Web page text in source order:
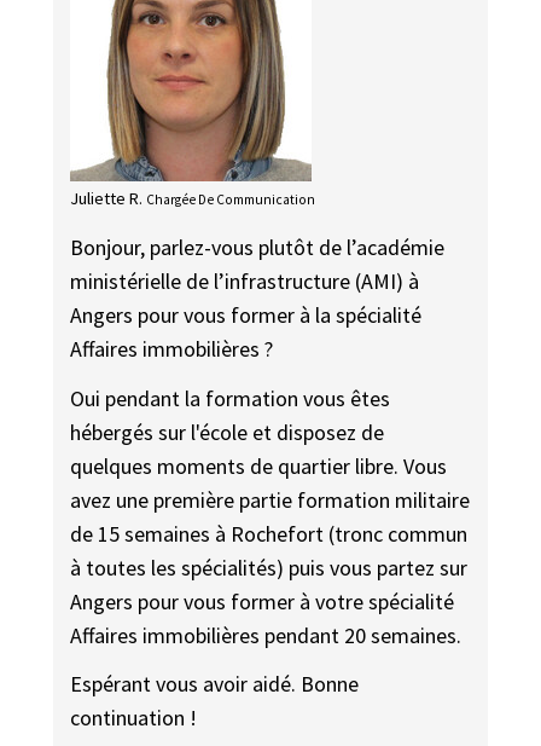
Juliette R. Chargée De Communication
Bonjour, parlez-vous plutôt de l’académie
ministérielle de l’infrastructure (AMI) à
Angers pour vous former à la spécialité
Affaires immobilières ?
Oui pendant la formation vous êtes
hébergés sur l'école et disposez de
quelques moments de quartier libre. Vous
avez une première partie formation militaire
de 15 semaines à Rochefort (tronc commun
à toutes les spécialités) puis vous partez sur
Angers pour vous former à votre spécialité
Affaires immobilières pendant 20 semaines.
Espérant vous avoir aidé. Bonne
continuation !